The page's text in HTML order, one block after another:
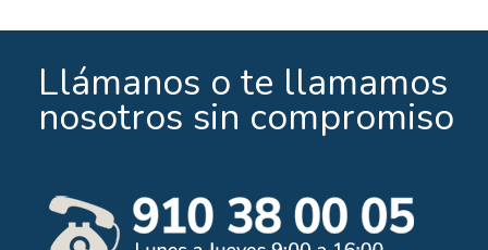
Llámanos o te llamamos
nosotros sin compromiso